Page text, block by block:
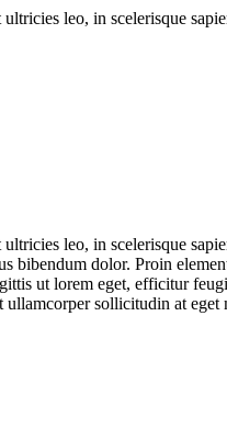
leo, in scelerisque
leo, in scelerisque
bibendum dolor. Proin
ut lorem eget, efficitur
sollicitudin at